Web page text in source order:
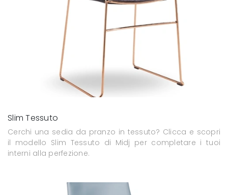
Slim Tessuto
Cerchi una sedia da pranzo in tessuto? Clicca e scopri
il modello Slim Tessuto di Midj per completare i tuoi
interni alla perfezione.